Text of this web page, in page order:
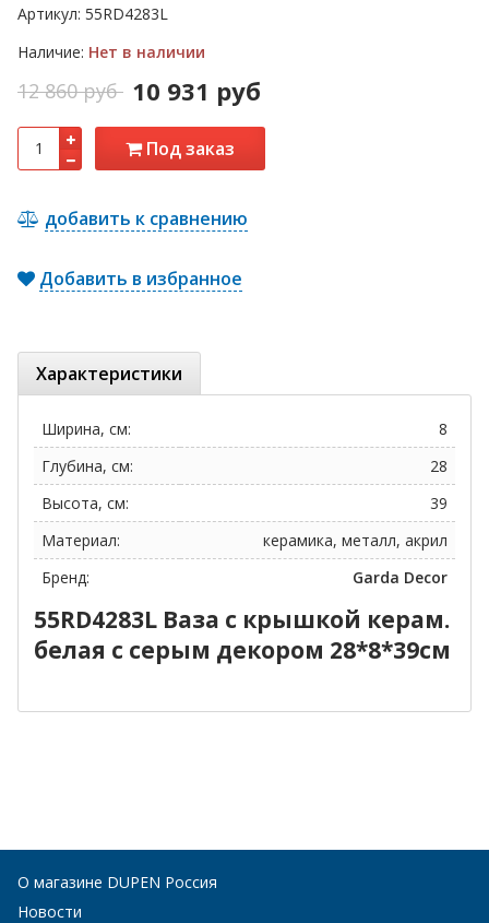
Артикул: 55RD4283L
Наличие: Нет в наличии
12 860 руб 10 931 руб
Под заказ
добавить к сравнению
Добавить в избранное
Характеристики
Ширина, см:
8
Глубина, см:
28
Высота, см:
39
Материал:
керамика, металл, акрил
Бренд:
Garda Decor
55RD4283L Ваза с крышкой керам.
белая с серым декором 28*8*39см
О магазине DUPEN Россия
Новости